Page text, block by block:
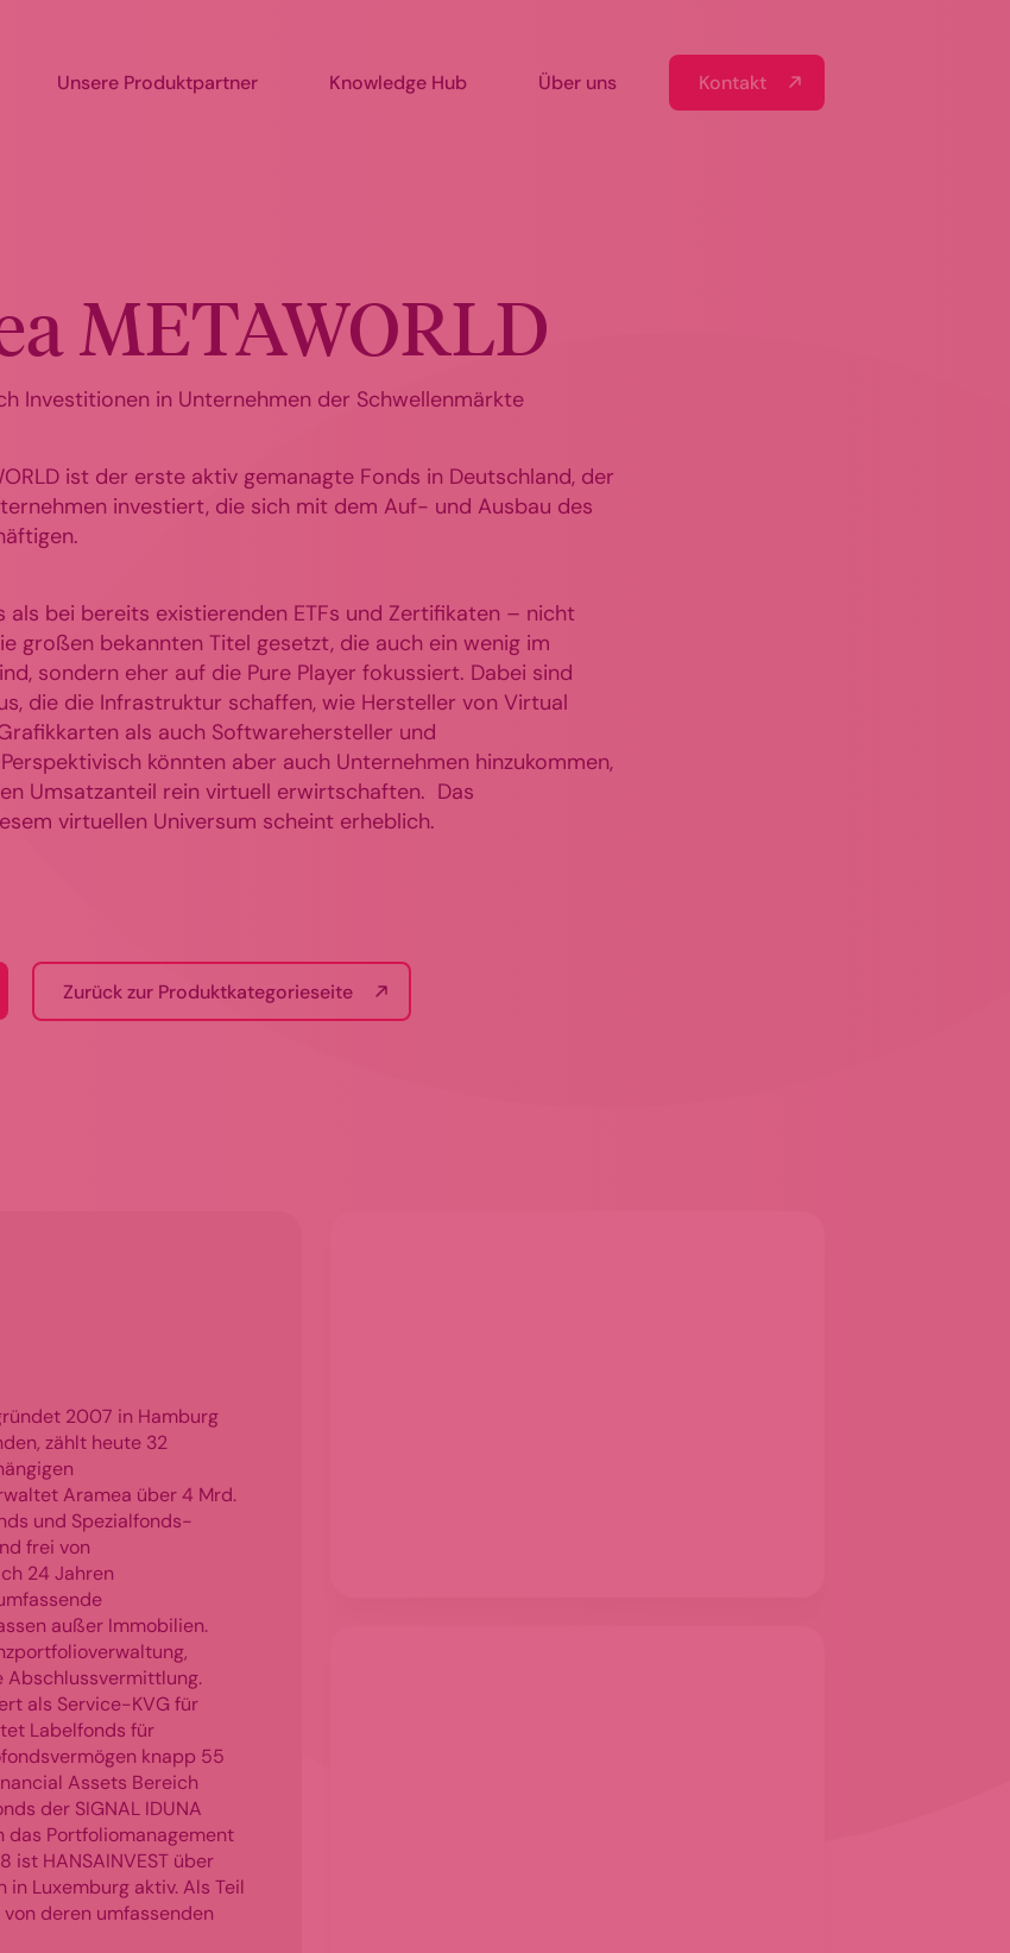
Unsere Produktpartner Knowledge Hub Über uns Kontakt
METAWORLD
Investitionen in Unternehmen der Schwellenmärkte
ist der erste aktiv gemanagte Fonds in Deutschland, der
investiert, die sich mit dem Auf- und Ausbau des
als bei bereits existierenden ETFs und Zertifikaten – nicht
großen bekannten Titel gesetzt, die auch ein wenig im
sondern eher auf die Pure Player fokussiert. Dabei sind
die die Infrastruktur schaffen, wie Hersteller von Virtual
als auch Softwarehersteller und
könnten aber auch Unternehmen hinzukommen,
Umsatzanteil rein virtuell erwirtschaften. Das
virtuellen Universum scheint erheblich.
Zurück zur Produktkategorieseite
2007 in Hamburg
zählt heute 32
Aramea über 4 Mrd.
und Spezialfonds-
frei von
24 Jahren
außer Immobilien.
Abschlussvermittlung.
als Service-KVG für
Labelfonds für
knapp 55
Assets Bereich
der SIGNAL IDUNA
das Portfoliomanagement
ist HANSAINVEST über
in Luxemburg aktiv. Als Teil
deren umfassenden